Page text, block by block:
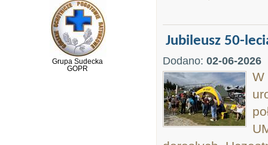
Grupa Sudecka
GOPR
Jubileusz 50-
Dodano: 02-06-2026
W